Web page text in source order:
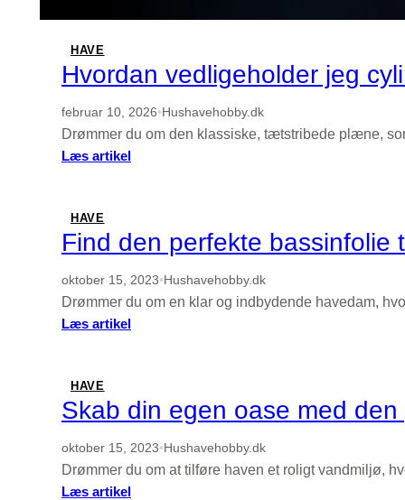
HAVE
Hvordan vedligeholder jeg
februar 10, 2026•Hushavehobby.dk
Drømmer du om den klassiske, tætstribede plæne,
Læs artikel:
cylinderknivene
på
min
cylinderklipper?
HAVE
Find den perfekte bassinfolie
oktober 15, 2023•Hushavehobby.dk
Drømmer du om en klar og indbydende havedam,
Læs artikel:
bassinfolie
til
din
havedam
HAVE
Skab din egen oase med
oktober 15, 2023•Hushavehobby.dk
Drømmer du om at tilføre haven et roligt vandmiljø,
Læs artikel: